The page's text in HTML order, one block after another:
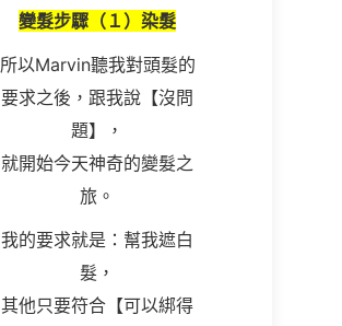
變髮步驟（１）染髮
所以Marvin聽我對頭髮的
要求之後，跟我說【沒問
題】，
就開始今天神奇的變髮之
旅。
我的要求就是：幫我遮白
髮，
其他只要符合【可以綁得